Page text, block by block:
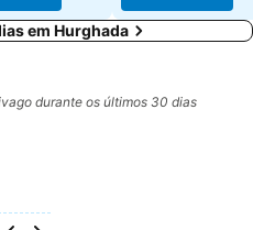
em Hurghada
durante os últimos 30 dias